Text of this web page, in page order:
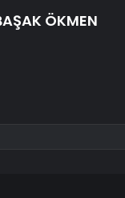
ÖKMEN